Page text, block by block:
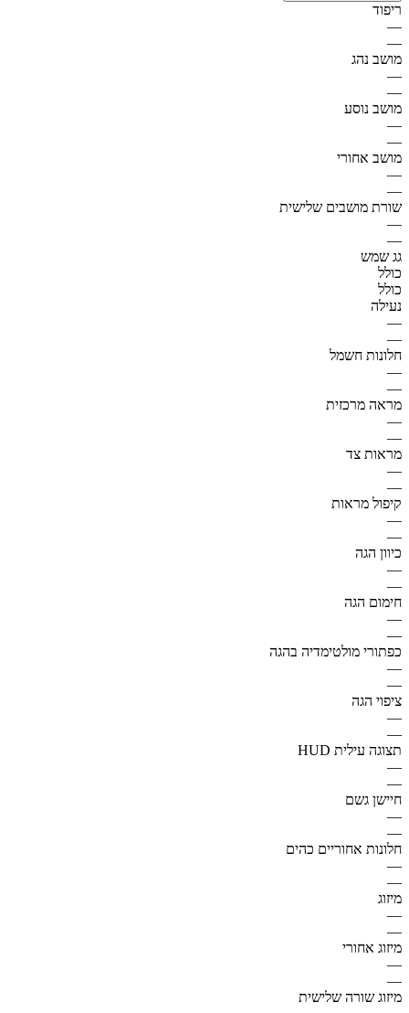
ריפוד
—
—
מושב נהג
—
—
מושב נוסע
—
—
מושב אחורי
—
—
שורת מושבים שלישית
—
—
גג שמש
כולל
כולל
נעילה
—
—
חלונות חשמל
—
—
מראה מרכזית
—
—
מראות צד
—
—
קיפול מראות
—
—
כיוון הגה
—
—
חימום הגה
—
—
כפתורי מולטימדיה בהגה
—
—
ציפוי הגה
—
—
תצוגה עילית HUD
—
—
חיישן גשם
—
—
חלונות אחוריים כהים
—
—
מיזוג
—
—
מיזוג אחורי
—
—
מיזוג שורה שלישית